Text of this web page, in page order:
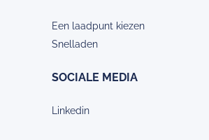
Een laadpunt kiezen
Snelladen
SOCIALE MEDIA
Linkedin